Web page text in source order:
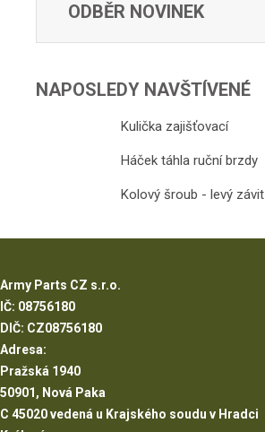
ODBĚR NOVINEK
NAPOSLEDY NAVŠTÍVENÉ
Kulička zajišťovací
Háček táhla ruční brzdy
Kolový šroub - levý závit
Army Parts CZ s.r.o.
IČ: 08756180
DIČ: CZ08756180
Adresa:
Pražská 1940
50901, Nová Paka
C 45020 vedená u Krajského soudu v Hradci